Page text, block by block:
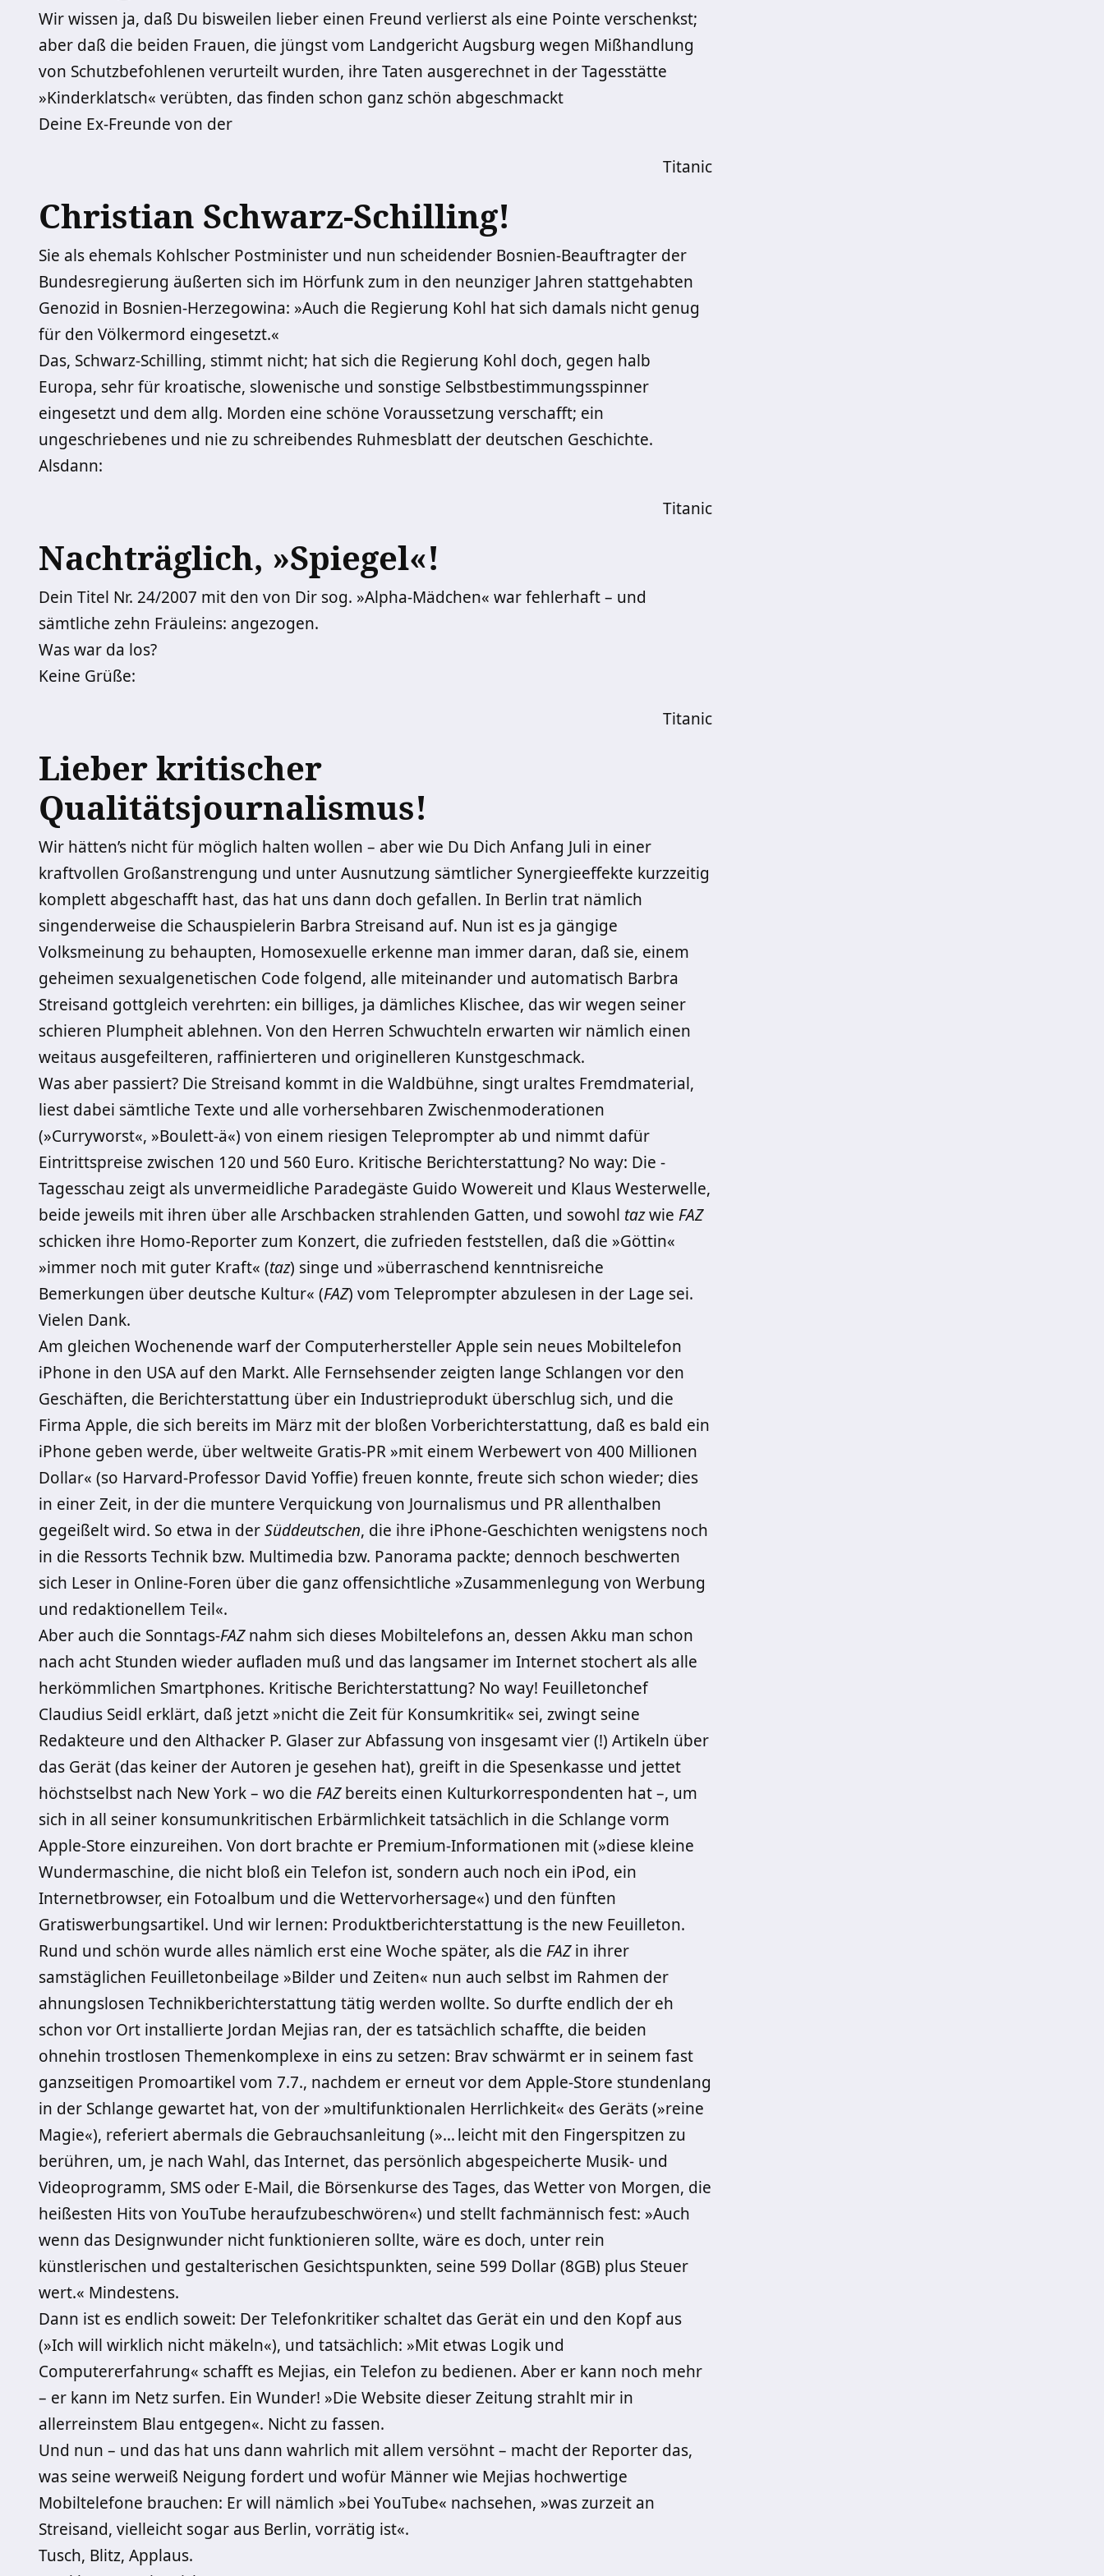
Wir wissen ja, daß Du bisweilen lieber einen Freund verlierst als ­eine Pointe verschenkst;
aber daß die ­beiden Frauen, die jüngst vom Landgericht Augsburg wegen Mißhandlung
von Schutzbefohlenen verurteilt wurden, ihre Taten ausgerechnet in der Tagesstätte
»Kinderklatsch« verübten, das finden schon ganz schön abgeschmackt
Deine Ex-Freunde von der
Titanic
Christian Schwarz-Schilling!
Sie als ehemals Kohlscher Postminister und nun scheidender ­Bosnien-Beauftragter der
Bundesregierung äußerten sich im Hörfunk zum in den neunziger Jahren stattgehabten
Genozid in Bosnien-Herzegowina: »Auch die Regierung Kohl hat sich damals nicht genug
für den Völkermord eingesetzt.«
Das, Schwarz-Schilling, stimmt nicht; hat sich die Regierung Kohl doch, gegen halb
Europa, sehr für kroatische, slowenische und sonstige Selbstbestimmungsspinner
eingesetzt und dem allg. Morden eine schöne Voraussetzung verschafft; ein
ungeschriebenes und nie zu schreibendes Ruhmesblatt der deutschen Geschichte.
Alsdann:
Titanic
Nachträglich, »Spiegel«!
Dein Titel Nr. 24/2007 mit den von Dir sog. »Alpha-Mädchen« war fehlerhaft – und
sämtliche zehn Fräuleins: angezogen.
Was war da los?
Keine Grüße:
Titanic
Lieber kritischer
Qualitätsjournalismus!
Wir hätten’s nicht für möglich halten wollen – aber wie Du Dich Anfang Juli in einer
kraftvollen Großanstrengung und unter Ausnutzung sämtlicher Synergieeffekte kurz­zeitig
komplett abgeschafft hast, das hat uns dann doch gefallen. In ­Berlin trat nämlich
singenderweise die Schauspielerin Barbra Streisand auf. Nun ist es ja gängige
Volksmeinung zu behaupten, Homosexuelle erkenne man immer daran, daß sie, einem
geheimen sexualgenetischen Code folgend, alle miteinander und automatisch Barbra
Streisand gottgleich verehrten: ein billiges, ja dämliches Klischee, das wir wegen seiner
schieren Plumpheit ablehnen. Von den Herren Schwuchteln erwarten wir nämlich einen
weitaus ausgefeilteren, raffinierteren und originelleren Kunstgeschmack.
Was aber passiert? Die Streisand kommt in die Waldbühne, singt uraltes Fremdmaterial,
liest dabei sämtliche Texte und alle vorhersehbaren Zwischenmoderationen
(»Curryworst«, »Boulett-ä«) von einem ­rie­sigen Tele­prompter ab und nimmt ­dafür
Eintrittspreise zwischen 120 und 560 Euro. Kritische Berichterstattung? No way: Die ­
Tagesschau zeigt als ­unvermeidliche Parade­gäste ­Guido Wowereit und Klaus Westerwelle,
beide jeweils mit ihren über ­alle Arschbacken strahlenden Gatten, und sowohl tazwie FAZ
schicken ihre Homo­-Reporter zum Konzert, die zufrieden feststellen, daß die »Göttin«
»immer noch mit guter Kraft« (taz) singe und »überraschend kenntnisreiche
Bemerkungen über deutsche ­Kultur« (FAZ) vom Tele­prompter abzulesen in der Lage sei.
Vielen Dank.
Am gleichen Wochenende warf der Computerhersteller Apple sein neues Mobiltelefon
iPhone in den USA auf den Markt. Alle Fernsehsender zeigten lange Schlangen vor den
Geschäften, die Berichterstattung über ein Industrieprodukt überschlug sich, und die
Firma Apple, die sich bereits im März mit der bloßen Vorberichterstattung, daß es bald ein
iPhone geben werde, über weltweite Gratis-PR »mit einem Werbewert von 400 Millionen
Dollar« (so Harvard-Professor David Yoffie) freuen konnte, freute sich schon wieder; dies
in einer Zeit, in der die muntere Verquickung von Journalismus und PR allenthalben
gegeißelt wird. So etwa in derSüddeutschen, die ihre iPhone-Geschichten wenigstens noch
in die Ressorts Technik bzw. Multimedia bzw. Panorama packte; dennoch beschwerten
sich Leser in Online-Foren über die ganz offensichtliche »Zusammenlegung von Werbung
und redaktionellem Teil«.
Aber auch die Sonntags-FAZnahm sich dieses Mobiltelefons an, dessen Akku man schon
nach acht Stunden wieder aufladen muß und das langsamer im Internet stochert als alle
herkömmlichen Smart­phones. Kritische Berichterstattung? No way! Feuilletonchef
Claudius Seidl erklärt, daß jetzt »nicht die Zeit für Konsumkritik« sei, zwingt seine
Redakteure und den Althacker P. Glaser zur Abfassung von insgesamt vier (!) Artikeln über
das Gerät (das keiner der Autoren je gesehen hat), greift in die Spesenkasse und jettet
höchstselbst nach New York – wo die FAZbereits einen Kulturkorrespondenten hat –, um
sich in all seiner konsumunkritischen Erbärmlichkeit tatsächlich in die Schlange vorm
Apple-Store einzureihen. Von dort brachte er Premium-Informationen mit (»diese kleine
Wundermaschine, die nicht bloß ein Telefon ist, sondern auch noch ein iPod, ein
Internetbrowser, ein Fotoalbum und die Wettervorhersage«) und den fünften
Gratiswerbungsartikel. Und wir lernen: Produktberichterstattung is the new Feuilleton.
Rund und schön wurde alles nämlich erst eine Woche später, als die FAZin ihrer
samstäglichen Feuilletonbeilage »Bilder und Zeiten« nun auch selbst im Rahmen der
ahnungslosen Technikberichterstattung tätig werden wollte. So durfte endlich der eh
schon vor Ort installierte Jordan Mejias ran, der es tatsächlich schaffte, die beiden
ohnehin trostlosen Themenkomplexe in eins zu setzen: Brav schwärmt er in seinem fast
ganzseitigen Promo­artikel vom 7.7., nachdem er erneut vor dem Apple-Store stundenlang
in der Schlange gewartet hat, von der »multifunktionalen Herrlichkeit« des Geräts (»reine
Magie«), referiert abermals die Gebrauchsanleitung (»… leicht mit den Fingerspitzen zu
berühren, um, je nach Wahl, das Internet, das persönlich abgespeicherte Musik- und
Videoprogramm, SMS oder E-Mail, die Börsenkurse des Tages, das Wetter von Morgen, die
heißesten Hits von YouTube heraufzubeschwören«) und stellt fachmännisch fest: »Auch
wenn das Designwunder nicht funktionieren sollte, wäre es doch, unter rein
künstlerischen und gestalterischen Gesichtspunkten, seine 599 Dollar (8GB) plus Steuer
wert.« Mindestens.
Dann ist es endlich soweit: Der Telefonkritiker schaltet das Gerät ein und den Kopf aus
(»Ich will wirklich nicht mäkeln«), und tatsächlich: »Mit etwas Logik und
Computererfahrung« schafft es Mejias, ein Telefon zu bedienen. Aber er kann noch mehr
– er kann im Netz surfen. Ein Wunder! »Die Website dieser Zeitung strahlt mir in
allerreinstem Blau entgegen«. Nicht zu fassen.
Und nun – und das hat uns dann wahrlich mit allem versöhnt – macht der Reporter das,
was seine werweiß Neigung fordert und wofür Männer wie Mejias hochwertige
Mobiltelefone brauchen: Er will nämlich »bei YouTube« nachsehen, »was zurzeit an
Streisand, vielleicht sogar aus Berlin, vorrätig ist«.
Tusch, Blitz, Applaus.